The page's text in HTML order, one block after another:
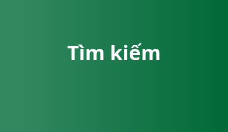
Tìm kiếm